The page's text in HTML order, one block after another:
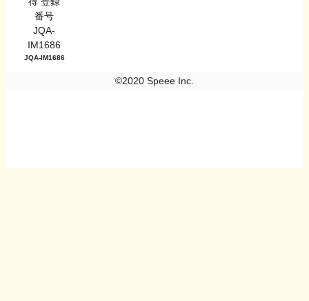
JQA-IM1686
©2020 Speee Inc.